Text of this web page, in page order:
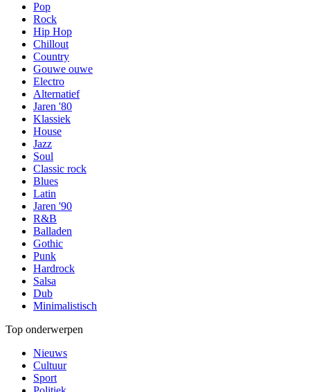
Pop
Rock
Hip Hop
Chillout
Country
Gouwe ouwe
Electro
Alternatief
Jaren '80
Klassiek
House
Jazz
Soul
Classic rock
Blues
Latin
Jaren '90
R&B
Balladen
Gothic
Punk
Hardrock
Salsa
Dub
Minimalistisch
Top onderwerpen
Nieuws
Cultuur
Sport